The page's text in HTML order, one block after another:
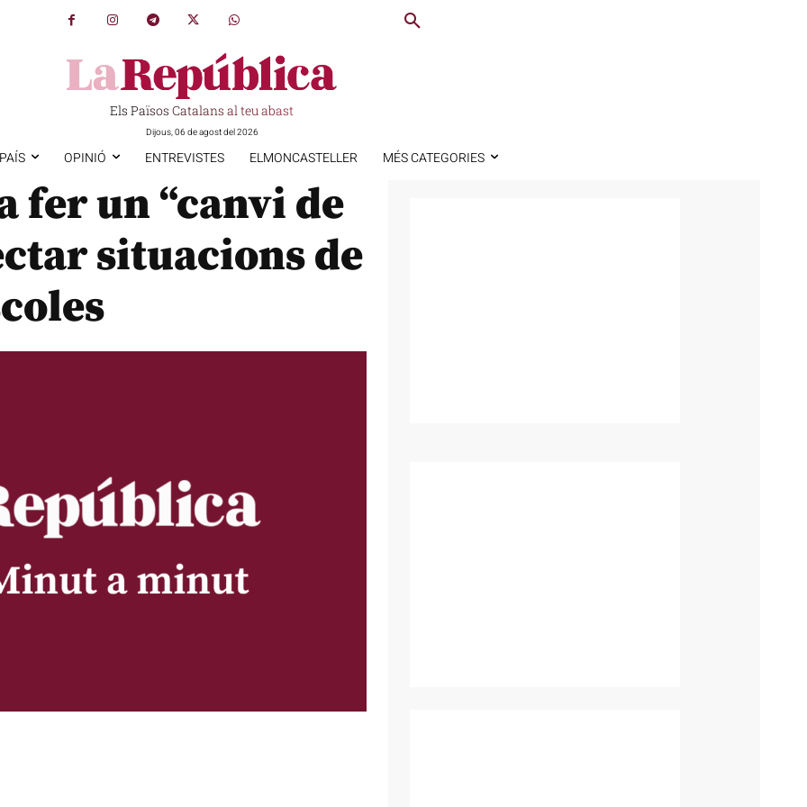
Els Països Catalans al teu abast
Dijous, 06 de agost del 2026
OPINIÓ ENTREVISTES ELMONCASTELLER MÉS CATEGORIES
fer un “canvi de
situacions de